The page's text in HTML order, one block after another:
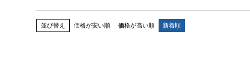
並び替え 価格が安い順 価格が高い順 新着順